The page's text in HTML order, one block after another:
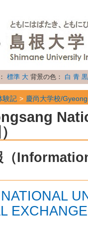
標準 大 背景の色： 白 青 黒
験記 慶尚大学校/
（